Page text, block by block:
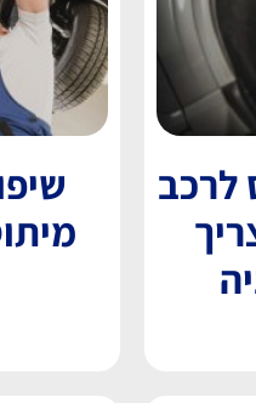
לרכב